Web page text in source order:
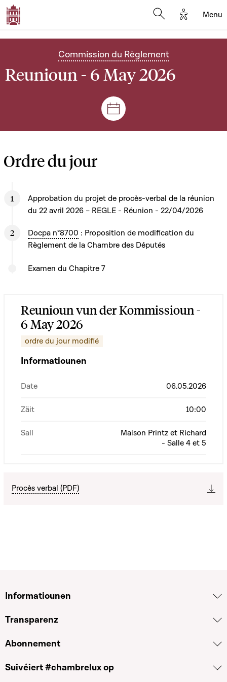
Options
Menu
Commission du Règlement
Reunioun - 6 May 2026
Sëtzungen a Reuniounen
Ordre du jour
Approbation du projet de procès-verbal de la réunion
du 22 avril 2026 – REGLE - Réunion - 22/04/2026
Docpa n°8700 : Proposition de modification du
Règlement de la Chambre des Députés
Examen du Chapitre 7
Reunioun vun der Kommissioun -
6 May 2026
ordre du jour modifié
Informatiounen
Date 06.05.2026
Zäit 10:00
Sall
Maison Printz et Richard
- Salle 4 et 5
Procès verbal (PDF)
Informatiounen
Transparenz
Abonnement
Suivéiert #chambrelux op